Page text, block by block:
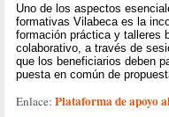
Uno de los aspectos
formativas Vilabeca es la
formación práctica y talleres
colaborativo, a través de
que los beneficiarios deben
puesta en común de
Enlace:Plataforma de apoyo